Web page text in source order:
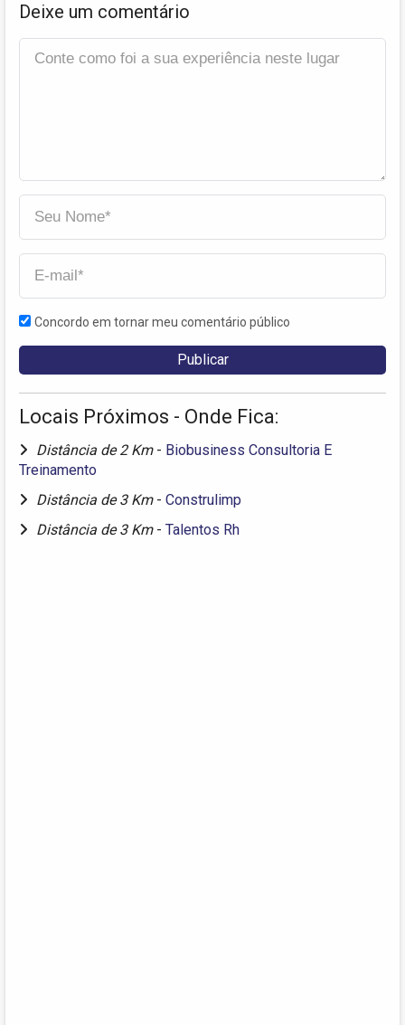
Deixe um comentário
Concordo em tornar meu comentário público
Locais Próximos - Onde Fica:
Distância de 2 Km - Biobusiness Consultoria E
Treinamento
Distância de 3 Km - Construlimp
Distância de 3 Km - Talentos Rh